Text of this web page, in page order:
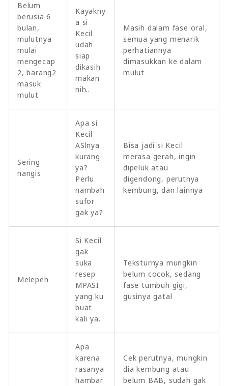
Belum
berusia 6
bulan,
mulutnya
mulai
mengecap
2, barang2
masuk
mulut
Kayakny
a si
Kecil
udah
siap
dikasih
makan
nih..
Masih dalam fase oral,
semua yang menarik
perhatiannya
dimasukkan ke dalam
mulut
Sering
nangis
Apa si
Kecil
ASlnya
kurang
ya?
Perlu
nambah
sufor
gak ya?
Bisa jadi si Kecil
merasa gerah, ingin
dipeluk atau
digendong, perutnya
kembung, dan lainnya
Melepeh
Si Kecil
gak
suka
resep
MPASI
yang ku
buat
kali ya..
Teksturnya mungkin
belum cocok, sedang
fase tumbuh gigi,
gusinya gatal
Apa
karena
rasanya
hambar
Cek perutnya, mungkin
dia kembung atau
belum BAB, sudah gak